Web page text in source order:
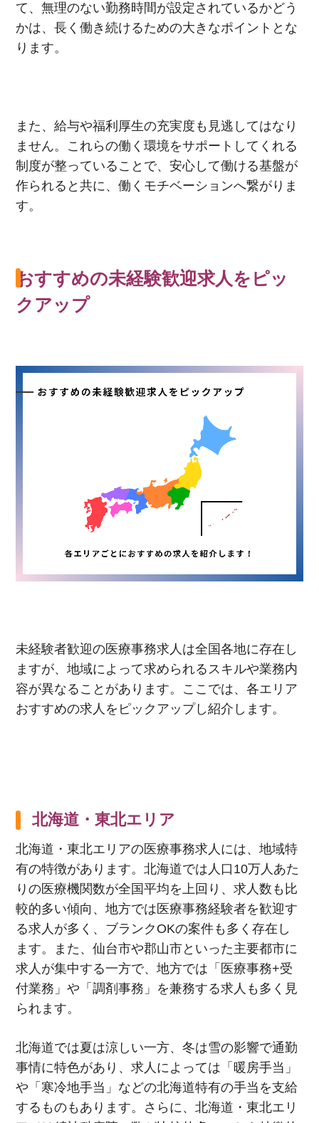
て、無理のない勤務時間が設定されているかどう
かは、長く働き続けるための大きなポイントとな
ります。
また、給与や福利厚生の充実度も見逃してはなり
ません。これらの働く環境をサポートしてくれる
制度が整っていることで、安心して働ける基盤が
作られると共に、働くモチベーションへ繋がりま
す。
おすすめの未経験歓迎求人をピッ
クアップ
未経験者歓迎の医療事務求人は全国各地に存在し
ますが、地域によって求められるスキルや業務内
容が異なることがあります。ここでは、各エリア
おすすめの求人をピックアップし紹介します。
北海道・東北エリア
北海道・東北エリアの医療事務求人には、地域特
有の特徴があります。北海道では人口 10万人あた
りの医療機関数が全国平均を上回り、求人数も比
較的多い傾向、地方では医療事務経験者を歓迎す
る求人が多く、ブランクOKの案件も多く存在し
ます。また、仙台市や郡山市といった主要都市に
求人が集中する一方で、地方では「医療事務+受
付業務」や「調剤事務」を兼務する求人も多く見
られます。
北海道では夏は涼しい一方、冬は雪の影響で通勤
事情に特色があり、求人によっては「暖房手当」
や「寒冷地手当」などの北海道特有の手当を支給
するものもあります。さらに、北海道・東北エリ